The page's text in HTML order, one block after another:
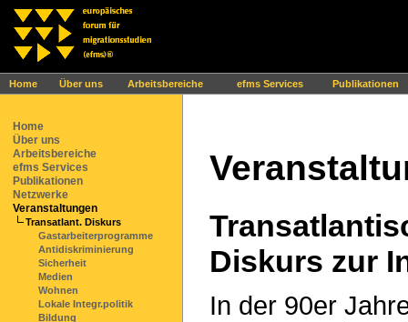
Home Über uns Arbeitsbereiche efms Services Publikationen
Ihr Browser interpretiert leider kein JavaScript!
Home
Über uns
Arbeitsbereiche
efms Services
Publikationen
Netzwerke
Veranstaltungen
Transatlant. Diskurs
Gastarbeiterprogramme
Antidiskriminierung
Sicherheit
Medien
Wohnen
Lokale Integr.politik
Bildung
Diskurs zur
In der 90er